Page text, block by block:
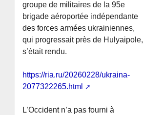
groupe de militaires de la 95e
brigade aéroportée indépendante
des forces armées ukrainiennes,
qui progressait près de Hulyaipole,
s’était rendu.
https://ria.ru/20260228/ukraina-
2077322265.html
L’Occident n’a pas fourni à